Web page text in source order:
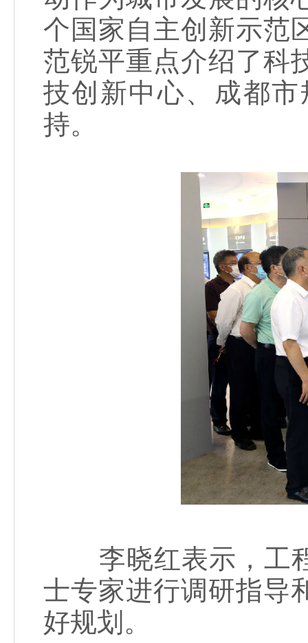
个国家自主创新示范
范锐平重点介绍了科
技创新中心、成都
持。
李晓红表示，工程
士专家进行调研指导
好规划。